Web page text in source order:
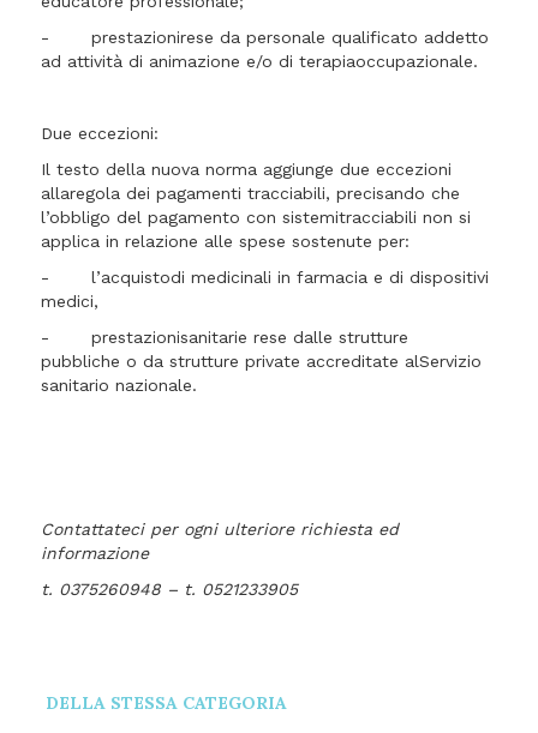
- prestazionirese da personale qualificato addetto
ad attività di animazione e/o di terapiaoccupazionale.
Due eccezioni:
Il testo della nuova norma aggiunge due eccezioni
allaregola dei pagamenti tracciabili, precisando che
l’obbligo del pagamento con sistemitracciabili non si
applica in relazione alle spese sostenute per:
- l’acquistodi medicinali in farmacia e di dispositivi
medici,
- prestazionisanitarie rese dalle strutture
pubbliche o da strutture private accreditate alServizio
sanitario nazionale.
Contattateci per ogni ulteriore richiesta ed
informazione
t. 0375260948 – t. 0521233905
DELLA STESSA CATEGORIA